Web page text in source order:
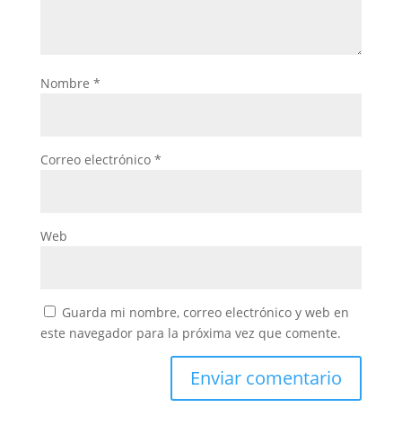
Nombre *
Correo electrónico *
Web
Guarda mi nombre, correo electrónico y web en
este navegador para la próxima vez que comente.